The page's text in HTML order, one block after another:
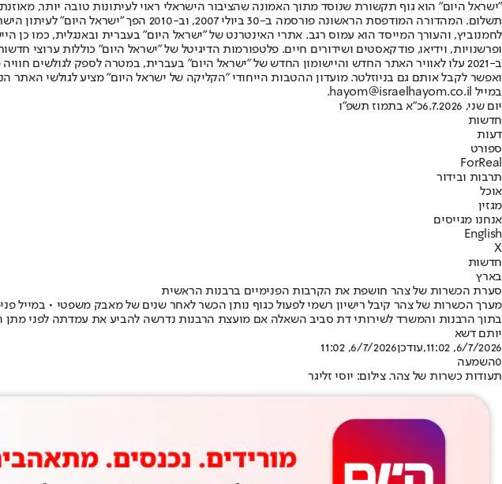
"ישראל היום" הוא גוף תקשורת שנוסד מתוך האמונה שהציבור הישראלי ראוי לעיתונות טובה יותר,
תשלום. המהדורה המודפסת הראשונה פורסמה
ופרשנויות, וידיאו, פודקאסטים ושידורים חיים. פלטפורמות הדיגיטל של "ישראל היום" כוללות ערוצי
ב-2021 עלו לאוויר האתר החדש והיישומון החדש של "ישראל היום" בעברית, במטרה לספק לגולשים
ואפשר לקבל אותם גם בניוזלטר. מועדון ההטבות הייחודי "הקליקה של ישראל היום" מציע לגולשי האתר
במייל hayom@israelhayom.co.il.
יום שני, 6.7.2026
כ"א בתמוז תשפ"ו
חדשות
דעות
ספורט
ForReal
תרבות ובידור
אוכל
מגזין
אנחנו מגייסים
English
X
חדשות
בארץ
סערת הכשרות של צהר חושפת את הקרבות הפנימיים ברבנות הראשית
מערך הכשרות של צהר קיבל רישיון רשמי לפעול כגוף נותן הכשר לאחר שנים של מאבק משפטי • במייל
בתוך הרבנות והמשרד לשירותי דת סביב השאלה אם מועצת הרבנות נדרשה להביע את עמדתה לפני מתן
יותם דשא
6/7/2026, 11:02
,עודכן6/7/2026, 11:02
0השמעה
תעודות כשרות של צהר. צילום: יוסי זליגר